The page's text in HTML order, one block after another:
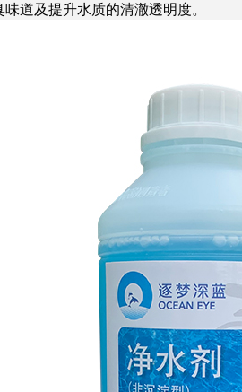
道及提升水质的清澈透明度。